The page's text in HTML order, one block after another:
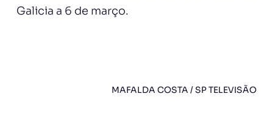
Galicia a 6 de março.
MAFALDA COSTA / SP TELEVISÃO